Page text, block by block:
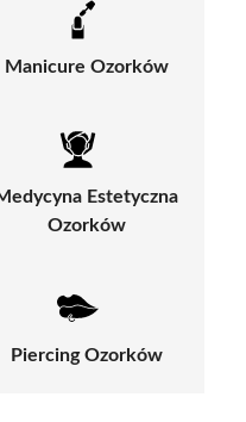
Manicure Ozorków
Estetyczna
Ozorków
Piercing Ozorków